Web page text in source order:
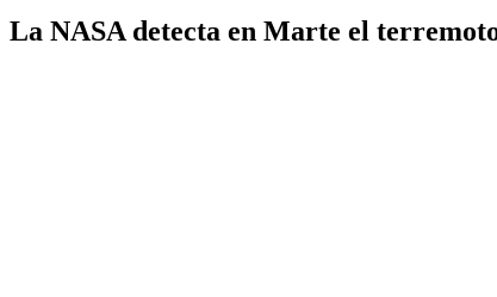
La NASA detecta en Marte el